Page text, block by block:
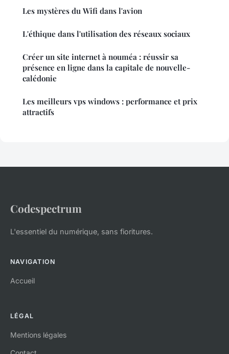
Les mystères du Wifi dans l'avion
L'éthique dans l'utilisation des réseaux sociaux
Créer un site internet à nouméa : réussir sa
présence en ligne dans la capitale de nouvelle-
calédonie
Les meilleurs vps windows : performance et prix
attractifs
Codespectrum
L'essentiel du numérique, sans fioritures.
NAVIGATION
Accueil
LÉGAL
Mentions légales